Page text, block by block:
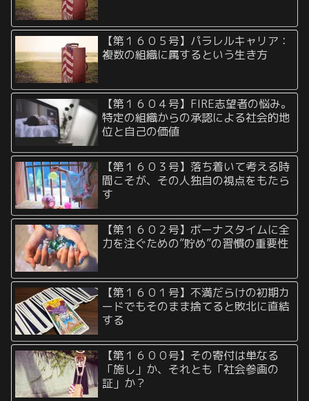
【第１６０５号】パラレルキャリア：
複数の組織に属するという生き方
【第１６０４号】FIRE志望者の悩み。
特定の組織からの承認による社会的地
位と自己の価値
【第１６０３号】落ち着いて考える時
間こそが、その人独自の視点をもたら
す
【第１６０２号】ボーナスタイムに全
力を注ぐための”貯め”の習慣の重要性
【第１６０１号】不満だらけの初期カ
ードでもそのまま捨てると敗北に直結
する
【第１６００号】その寄付は単なる
「施し」か、それとも「社会参画の
証」か？